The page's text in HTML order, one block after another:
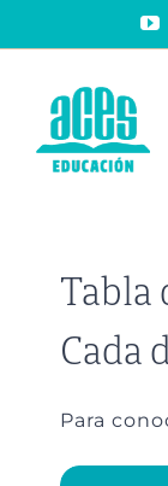
Tabla
Cada
Para